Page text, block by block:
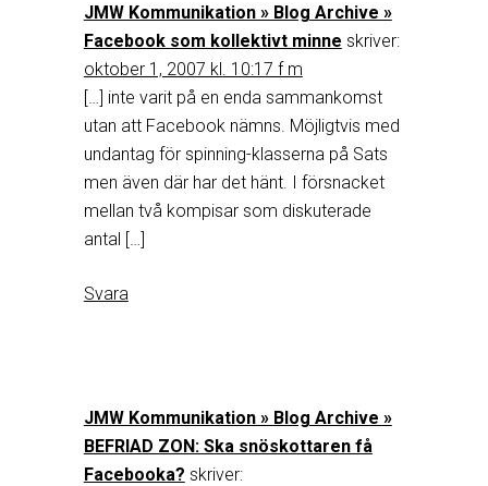
JMW Kommunikation » Blog Archive »
Facebook som kollektivt minne skriver:
oktober 1, 2007 kl. 10:17 f m
[…] inte varit på en enda sammankomst
utan att Facebook nämns. Möjligtvis med
undantag för spinning-klasserna på Sats
men även där har det hänt. I försnacket
mellan två kompisar som diskuterade
antal […]
Svara
JMW Kommunikation » Blog Archive »
BEFRIAD ZON: Ska snöskottaren få
Facebooka? skriver: